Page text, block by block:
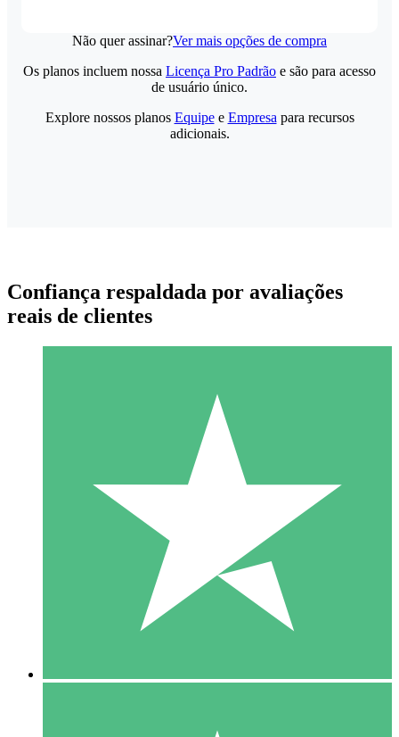
Não quer assinar?Ver mais opções de compra
Pacotes de Créditos Individuais
Pague conforme o uso com créditos de download. Sem
1000
Os planos incluem nossa Licença Pro Padrão e são para acesso
de usuário único.
Explore nossos planos Equipee Empresa para recursos
adicionais.
Confiança respaldada por avaliações
reais de clientes